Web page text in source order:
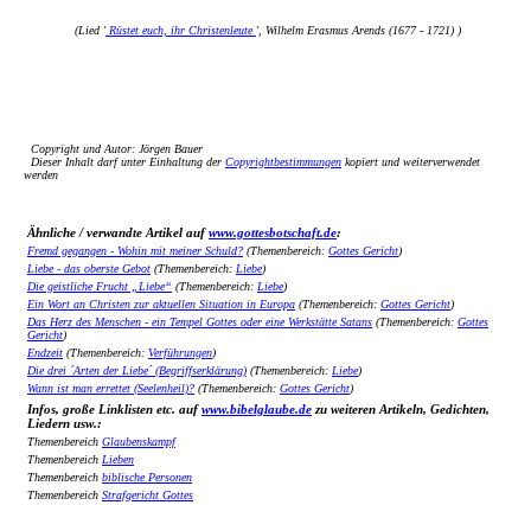
(Lied 'Rüstet euch, ihr Christenleute ', Wilhelm Erasmus Arends (1677 - 1721) )
Copyright und Autor: Jörgen Bauer
Dieser Inhalt darf unter Einhaltung der Copyrightbestimmungen kopiert und weiterverwendet
werden
Ähnliche / verwandte Artikel aufwww.gottesbotschaft.de:
Fremd gegangen - Wohin mit meiner Schuld? (Themenbereich: Gottes Gericht)
Liebe - das oberste Gebot (Themenbereich: Liebe)
Die geistliche Frucht „Liebe“ (Themenbereich: Liebe)
Ein Wort an Christen zur aktuellen Situation in Europa (Themenbereich: Gottes Gericht)
Das Herz des Menschen - ein Tempel Gottes oder eine Werkstätte Satans (Themenbereich: Gottes
Gericht)
Endzeit (Themenbereich: Verführungen)
Die drei ´Arten der Liebe´ (Begriffserklärung) (Themenbereich: Liebe)
Wann ist man errettet (Seelenheil)? (Themenbereich: Gottes Gericht)
Infos, große Linklisten etc. aufwww.bibelglaube.de zu weiteren Artikeln, Gedichten,
Liedern usw.:
Themenbereich Glaubenskampf
Themenbereich Lieben
Themenbereich biblische Personen
Themenbereich Strafgericht Gottes